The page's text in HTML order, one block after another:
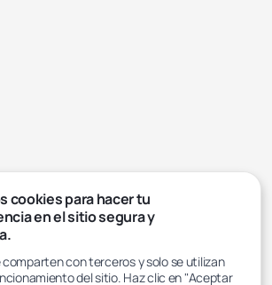
cookies para hacer tu
en el sitio segura y
con terceros y solo se utilizan
del sitio. Haz clic en "Aceptar